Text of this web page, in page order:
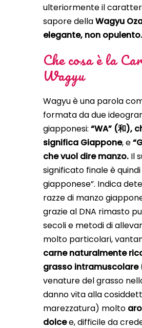
ulteriormente il
sapore dellaWagyu
elegante, non opulento.
Che cosa è la
Wagyu
Wagyu è una parola
formata da due
giapponesi: “WA” (和),
significa Giappone, e
che vuol dire manzo. Il
significato finale è
giapponese”. Indica
razze di manzo
grazie al DNA rimasto
secoli e metodi di
molto particolari,
carne naturalmente
grasso intramuscolare
venature del grasso
danno vita alla
marezzatura) molto
dolcee, difficile da